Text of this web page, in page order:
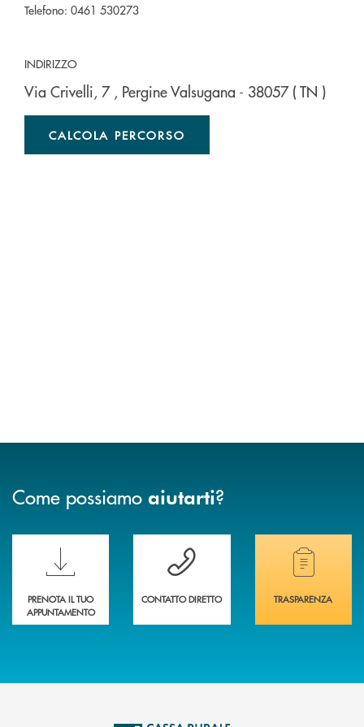
Telefono: 0461 530273
INDIRIZZO
Via Crivelli, 7 , Pergine Valsugana - 38057 ( TN )
CALCOLA PERCORSO
Come possiamo aiutarti?
Scopri le funzionalità della nuova PRENOTA BANCA
PRENOTA IL TUO
APPUNTAMENTO
Hai bisogno di assistenza immediata?
CONTATTO DIRETTO
Hai bisogno di
TRASPARENZA